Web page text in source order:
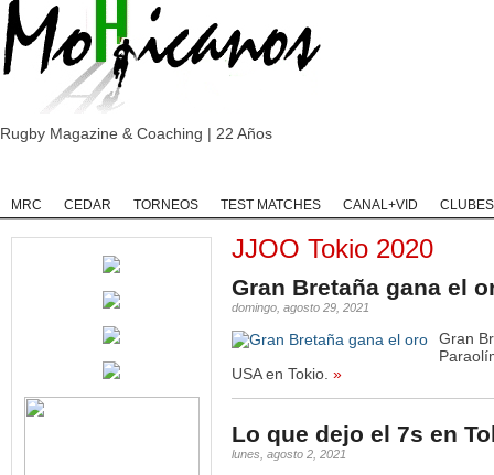
Rugby Magazine & Coaching | 22 Años
MRC
CEDAR TORNEOS TEST MATCHES CANAL+VID CLUBES
JJOO Tokio 2020
Gran Bretaña gana el
domingo, agosto 29, 2021
Gran
USA en Tokio. »
Lo que dejo el 7s en
lunes, agosto 2, 2021